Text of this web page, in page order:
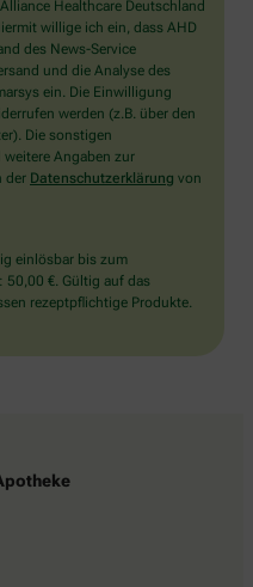
Healthcare Deutschland
willige ich ein, dass AHD
des News-Service
und die Analyse des
ein. Die Einwilligung
werden (z.B. über den
Die sonstigen
Angaben zur
der Datenschutzerklärung von
einlösbar bis zum
€. Gültig auf das
rezeptpflichtige Produkte.